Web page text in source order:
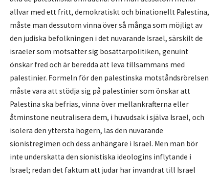
allvar med ett fritt, demokratiskt och binationellt Palestina,
måste man dessutom vinna över så många som möjligt av
den judiska befolkningen i det nuvarande Israel, särskilt de
israeler som motsätter sig bosättarpolitiken, genuint
önskar fred och är beredda att leva tillsammans med
palestinier. Formeln för den palestinska motståndsrörelsen
måste vara att stödja sig på palestinier som önskar att
Palestina ska befrias, vinna över mellankrafterna eller
åtminstone neutralisera dem, i huvudsak i själva Israel, och
isolera den yttersta högern, läs den nuvarande
sionistregimen och dess anhängare i Israel. Men man bör
inte underskatta den sionistiska ideologins inflytande i
Israel; redan det faktum att judar har invandrat till Israel